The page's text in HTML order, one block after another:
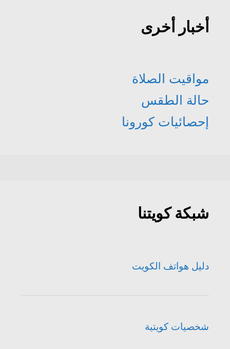
أخبار أخرى
مواقيت الصلاة
حالة الطقس
إحصائيات كورونا
شبكة كويتنا
دليل هواتف الكويت
شخصيات كويتية